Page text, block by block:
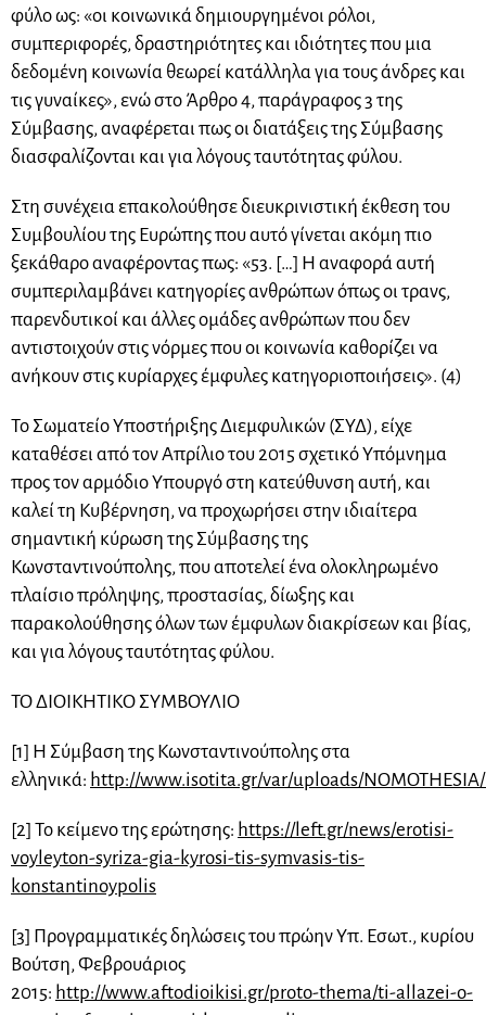
φύλο ως: «οι κοινωνικά δημιουργημένοι ρόλοι,
συμπεριφορές, δραστηριότητες και ιδιότητες που μια
δεδομένη κοινωνία θεωρεί κατάλληλα για τους άνδρες και
τις γυναίκες», ενώ στο Άρθρο 4, παράγραφος 3 της
Σύμβασης, αναφέρεται πως οι διατάξεις της Σύμβασης
διασφαλίζονται και για λόγους ταυτότητας φύλου.
Στη συνέχεια επακολούθησε διευκρινιστική έκθεση του
Συμβουλίου της Ευρώπης που αυτό γίνεται ακόμη πιο
ξεκάθαρο αναφέροντας πως: «53. […] Η αναφορά αυτή
συμπεριλαμβάνει κατηγορίες ανθρώπων όπως οι τρανς,
παρενδυτικοί και άλλες ομάδες ανθρώπων που δεν
αντιστοιχούν στις νόρμες που οι κοινωνία καθορίζει να
ανήκουν στις κυρίαρχες έμφυλες κατηγοριοποιήσεις». (4)
Το Σωματείο Υποστήριξης Διεμφυλικών (ΣΥΔ), είχε
καταθέσει από τον Απρίλιο του 2015 σχετικό Υπόμνημα
προς τον αρμόδιο Υπουργό στη κατεύθυνση αυτή, και
καλεί τη Κυβέρνηση, να προχωρήσει στην ιδιαίτερα
σημαντική κύρωση της Σύμβασης της
Κωνσταντινούπολης, που αποτελεί ένα ολοκληρωμένο
πλαίσιο πρόληψης, προστασίας, δίωξης και
παρακολούθησης όλων των έμφυλων διακρίσεων και βίας,
και για λόγους ταυτότητας φύλου.
ΤΟ ΔΙΟΙΚΗΤΙΚΟ ΣΥΜΒΟΥΛΙΟ
[1] Η Σύμβαση της Κωνσταντινούπολης στα
ελληνικά: http://www.isotita.gr/var/uploads/
[2] Το κείμενο της ερώτησης: https://left.gr/news/erotisi-
voyleyton-syriza-gia-kyrosi-tis-symvasis-tis-
konstantinoypolis
[3] Προγραμματικές δηλώσεις του πρώην Υπ. Εσωτ., κυρίου
Βούτση, Φεβρουάριος
2015: http://www.aftodioikisi.gr/proto-thema/ti-allazei-o-